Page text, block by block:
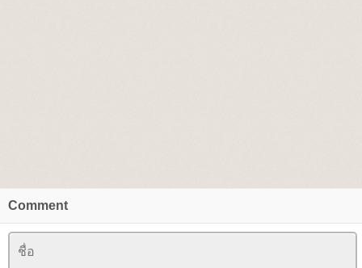
Comment